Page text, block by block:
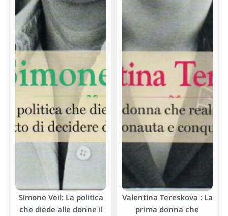
Simone Veil: La politica
che diede alle donne il
Valentina Tereskova : La
prima donna che